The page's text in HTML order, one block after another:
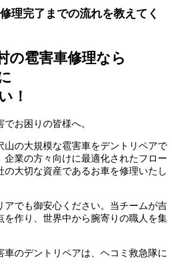
理完了までの流れを教えてく
の雹害車修理なら
！
お困りの皆様へ。
山の大規模な雹害車をデントリペアで
企業の方々向けに最適化されたフロー
の大切な資産であるお車を修理いたし
アでも御安心ください。当チームが吉
を作り、世界中から腕寄りの職人を集
車のデントリペアは、ヘコミ救急隊に